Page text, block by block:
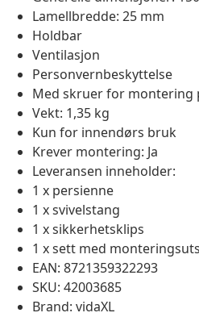
Lamellbredde: 25 mm
Holdbar
Ventilasjon
Personvernbeskyttelse
Med skruer for montering
Vekt: 1,35 kg
Kun for innendørs bruk
Krever montering: Ja
Leveransen inneholder:
1 x persienne
1 x svivelstang
1 x sikkerhetsklips
1 x sett med
EAN: 8721359322293
SKU: 42003685
Brand: vidaXL